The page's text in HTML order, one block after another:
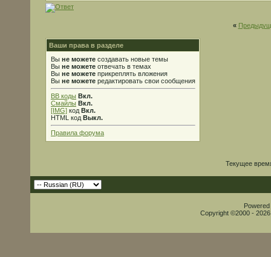
«
Ваши права в разделе
Вы не можете создавать новые темы
Вы не можете отвечать в темах
Вы не можете прикреплять вложения
Вы не можете редактировать свои сообщения
BB коды Вкл.
Смайлы Вкл.
[IMG] код Вкл.
HTML код Выкл.
Правила форума
Текущее
Copyright ©2000 -